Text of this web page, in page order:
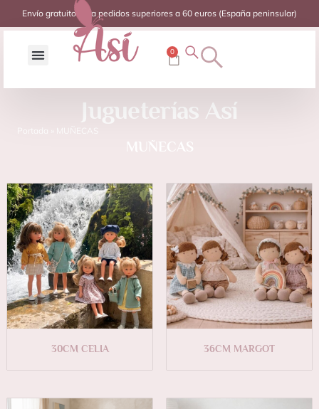
Envío gratuito para pedidos superiores a 60 euros (España peninsular)
0
Jugueterías Así
Portada MUÑECAS
30CM CELIA 36CM MARGOT